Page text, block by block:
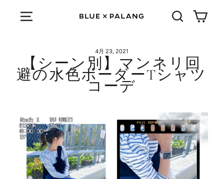
4月 23, 2021
【シーン別】マンネリ回
避の水色ボーダーTシャツ
コーデ